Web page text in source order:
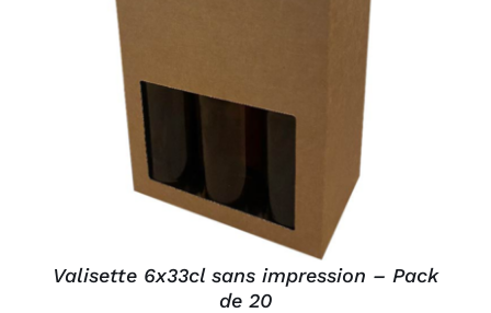
DÉTAILS
Valisette 6x33cl sans impression – Pack
de 20